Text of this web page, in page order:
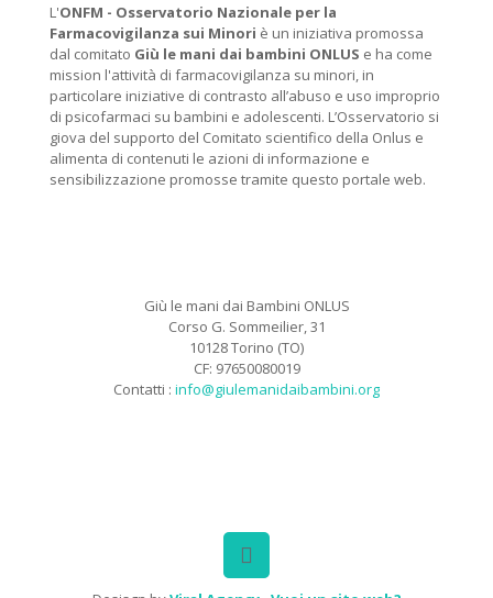
L'ONFM - Osservatorio Nazionale per la
Farmacovigilanza sui Minori è un iniziativa promossa
dal comitato Giù le mani dai bambini ONLUS e ha come
mission l'attività di farmacovigilanza su minori, in
particolare iniziative di contrasto all’abuso e uso improprio
di psicofarmaci su bambini e adolescenti. L’Osservatorio si
giova del supporto del Comitato scientifico della Onlus e
alimenta di contenuti le azioni di informazione e
sensibilizzazione promosse tramite questo portale web.
Giù le mani dai Bambini ONLUS
Corso G. Sommeilier, 31
10128 Torino (TO)
CF: 97650080019
Contatti : info@giulemanidaibambini.org